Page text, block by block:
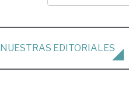
NUESTRAS EDITORIALES